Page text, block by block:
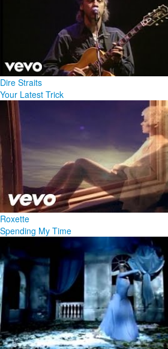
Dire Straits
Your Latest Trick
Roxette
Spending My Time